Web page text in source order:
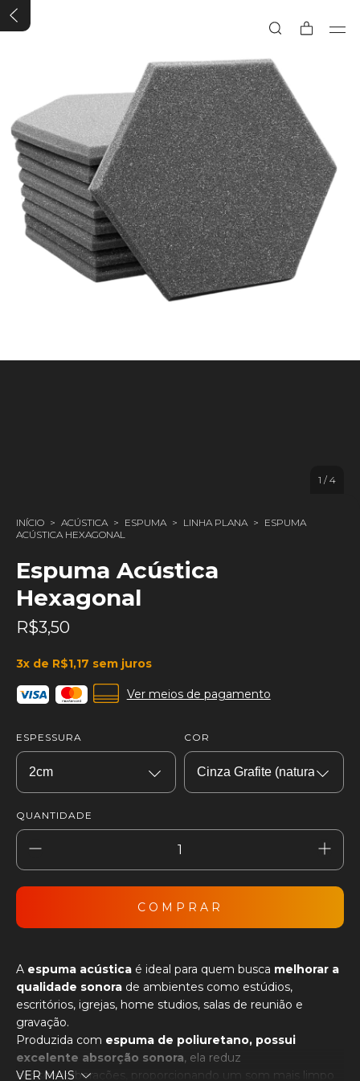
1 / 4
INÍCIO > ACÚSTICA > ESPUMA > LINHA PLANA > ESPUMA
ACÚSTICA HEXAGONAL
Espuma Acústica
Hexagonal
R$3,50
3x de R$1,17 sem juros
Ver meios de pagamento
ESPESSURA COR
QUANTIDADE
A espuma acústica é ideal para quem busca melhorar a
qualidade sonora de ambientes como estúdios,
escritórios, igrejas, home studios, salas de reunião e
gravação.
Produzida com espuma de poliuretano, possui
excelente absorção sonora, ela reduz
ecos/reverberações, proporcionando um som mais limpo
VER MAIS